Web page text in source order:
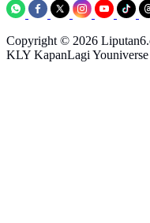
Copyright © 2026
KLY KapanLagi